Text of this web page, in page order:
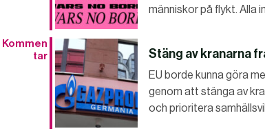
människor på flykt. Alla
Kommen
tar
Stäng av kranarna
EU borde kunna göra
genom att stänga av
och prioritera